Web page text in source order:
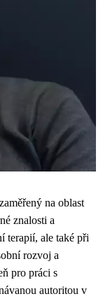
na oblast
znalosti a
terapií, ale také při
rozvoj a
pro práci s
autoritou v